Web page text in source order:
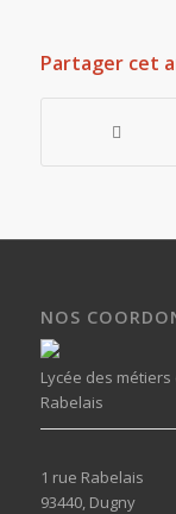
Partager cet
NOS
Lycée des
Rabelais
1 rue Rabelais
93440, Dugny